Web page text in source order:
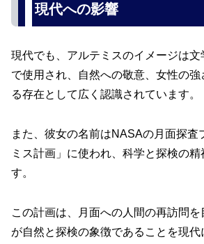
現代への影響
現代でも、アルテミスのイメージは
で使用され、自然への敬意、女性の
る存在として広く認識されています。
また、彼女の名前はNASAの月面探査
ミス計画」に使われ、科学と探検の精
す。
この計画は、月面への人間の再訪問
が自然と探検の象徴であることを現代